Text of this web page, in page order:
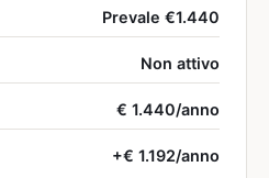
Prevale €1.440
Non attivo
€ 1.440/anno
+€ 1.192/anno